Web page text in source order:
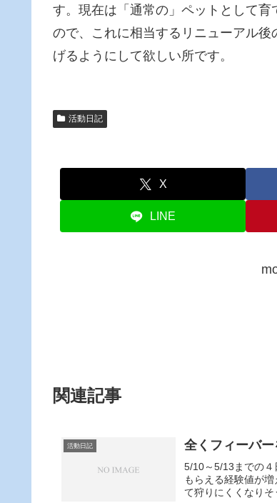
す。現在は「通常の」ペットとして
ので、これに相当するリニューアル
げるようにして欲しい所です。
活動日記
X
LINE
関連記事
活動日記 全くフィーバ
5/10～5/13までの
もらえる経験値が
て狩りにくくなり